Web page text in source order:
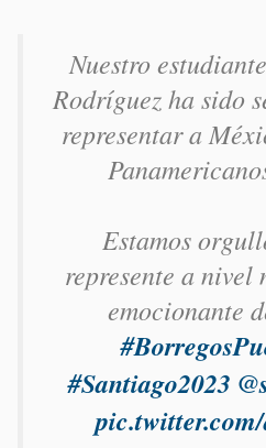
Nuestro
Rodríguez ha sido
representar a
Estamos
represente a nivel
emocionante
#Santiago2023